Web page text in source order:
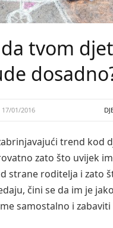
tvom
17/01/2016
trend kod
zato što uvijek
strane roditelja i zato
čini se da im je
samostalno i zabaviti